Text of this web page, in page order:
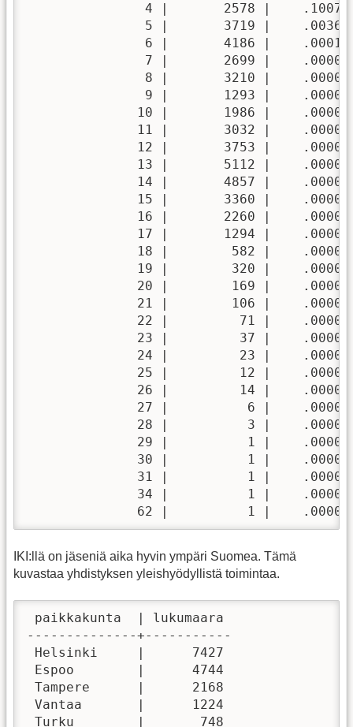
4 |       2578 |
5 |       3719 |
6 |       4186 |
7 |       2699 |
8 |       3210 |
9 |       1293 |
10 |       1986 |
11 |       3032 |
12 |       3753 |
13 |       5112 |
14 |       4857 |
15 |       3360 |
16 |       2260 |
17 |       1294 |
18 |        582 |
19 |        320 |
20 |        169 |
21 |        106 |
22 |         71 |
23 |         37 |
24 |         23 |
25 |         12 |
26 |         14 |
27 |          6 |
28 |          3 |
29 |          1 |
30 |          1 |
31 |          1 |
34 |          1 |
62 |          1 |
IKI:llä on jäseniä aika hyvin ympäri Suomea. Tämä
kuvastaa yhdistyksen yleishyödyllistä toimintaa.
paikkakunta  | lukumaara
--------------+-----------
Helsinki     |      7427
Espoo        |      4744
Tampere      |      2168
Vantaa       |      1224
Turku        |       748